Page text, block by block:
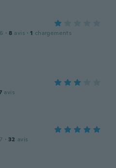
· 8 avis · 1 chargements
avis
· 32 avis